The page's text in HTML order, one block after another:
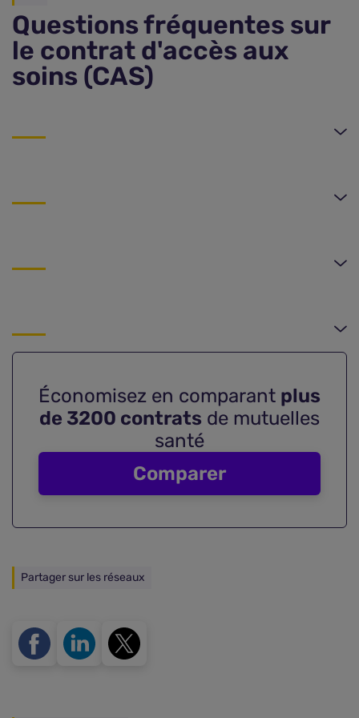
Questions fréquentes sur
le contrat d'accès aux
soins (CAS)
Économisez en comparant plus
de 3200 contrats de mutuelles
santé
Comparer
Partager sur les réseaux